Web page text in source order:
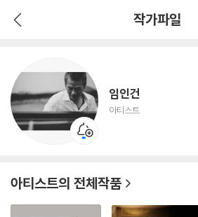
작가파일
임인건
아티스트
아티스트의 전체작품